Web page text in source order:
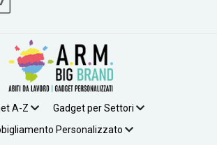
A-Z
Gadget per Settori
Personalizzato